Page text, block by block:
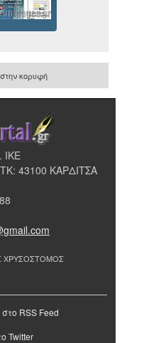
κορυφή
ΙΚΕ
43100 ΚΑΡΔΙΤΣΑ
ΧΡΥΣΟΣΤΟΜΟΣ
RSS Feed
Twitter